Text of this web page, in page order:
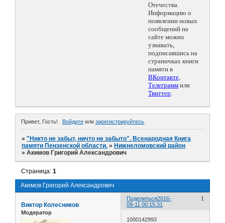
Отечества.
Информацию о
появлении новых
сообщений на
сайте можно
узнавать,
подписавшись на
страничках книги
памяти в
ВКонтакте,
Телеграмм или
Твиттер.
Привет, Гость! Войдитеили зарегистрируйтесь.
»"Никто не забыт, ничто не забыто". Всенародная Книга
памяти Пензенской области. » Нижнеломовский район
»Акимов Григорий Александрович
Акимов Григорий Александрович
Страница:1
Поделиться 1
2016-
09-11 00:15:31
Виктор Колесников
Модератор
1000142993